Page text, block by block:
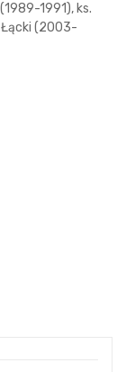
1991), ks.
Łącki (2003-